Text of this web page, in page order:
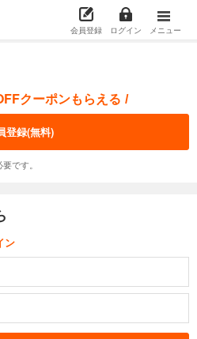
会員登録 ログイン メニュー
クーポンもらえる /
登録(無料)
です。
ン